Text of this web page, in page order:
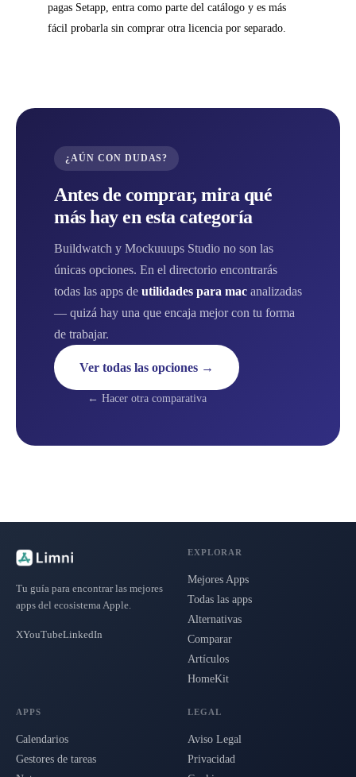
pagas Setapp, entra como parte del catálogo y es más
fácil probarla sin comprar otra licencia por separado.
¿AÚN CON DUDAS?
Antes de comprar, mira qué
más hay en esta categoría
Buildwatch y Mockuuups Studio no son las
únicas opciones. En el directorio encontrarás
todas las apps de utilidades para mac analizadas
— quizá hay una que encaja mejor con tu forma
de trabajar.
Ver todas las opciones →
← Hacer otra comparativa
Tu guía para encontrar las mejores
apps del ecosistema Apple.
XYouTubeLinkedIn
EXPLORAR
Mejores Apps
Todas las apps
Alternativas
Comparar
Artículos
HomeKit
APPS
Calendarios
Gestores de tareas
LEGAL
Aviso Legal
Privacidad